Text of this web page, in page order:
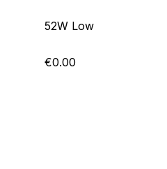
52W Low
€0.00